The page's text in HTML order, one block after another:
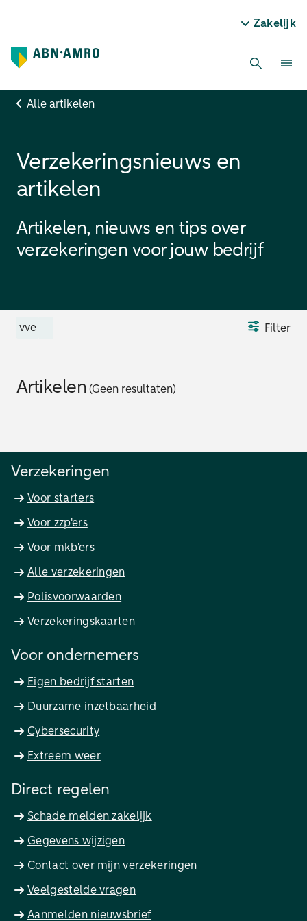
Zakelijk
Alle artikelen
Verzekeringsnieuws en
artikelen
Artikelen, nieuws en tips over
verzekeringen voor jouw bedrijf
vve Filter
Artikelen (Geen resultaten)
Verzekeringen
Voor starters
Voor zzp'ers
Voor mkb'ers
Alle verzekeringen
Polisvoorwaarden
Verzekeringskaarten
Voor ondernemers
Eigen bedrijf starten
Duurzame inzetbaarheid
Cybersecurity
Extreem weer
Direct regelen
Schade melden zakelijk
Gegevens wijzigen
Contact over mijn verzekeringen
Veelgestelde vragen
Aanmelden nieuwsbrief